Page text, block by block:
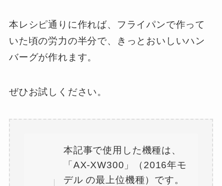
本レシピ通りに作れば、フライパンで作って
いた頃の労力の半分で、きっとおいしいハン
バーグが作れます。
ぜひお試しください。
本記事で使用した機種は、
「AX-XW300」（2016年モ
デル の最上位機種）です。